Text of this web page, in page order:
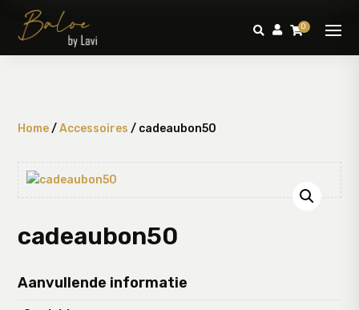
  0
Home/Accessoires / cadeaubon50
cadeaubon50
Aanvullende informatie